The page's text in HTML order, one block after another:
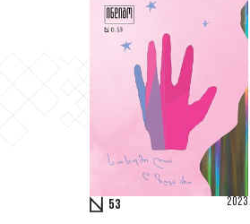
53 2023